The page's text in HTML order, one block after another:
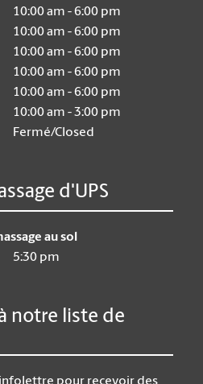
10:00 am - 6:00 pm
10:00 am - 6:00 pm
10:00 am - 6:00 pm
10:00 am - 6:00 pm
10:00 am - 6:00 pm
10:00 am - 3:00 pm
Fermé/Closed
d'UPS
au sol
5:30 pm
notre liste de
infolettre pour recevoir des